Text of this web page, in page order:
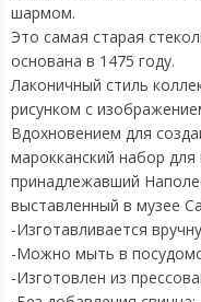
шармом.
Это самая старая
основана в 1475 году.
Лаконичный стиль
рисунком с
Вдохновением для
марокканский набор
принадлежавший
выставленный в музее
-Изготавливается
-Можно мыть в
-Изготовлен из